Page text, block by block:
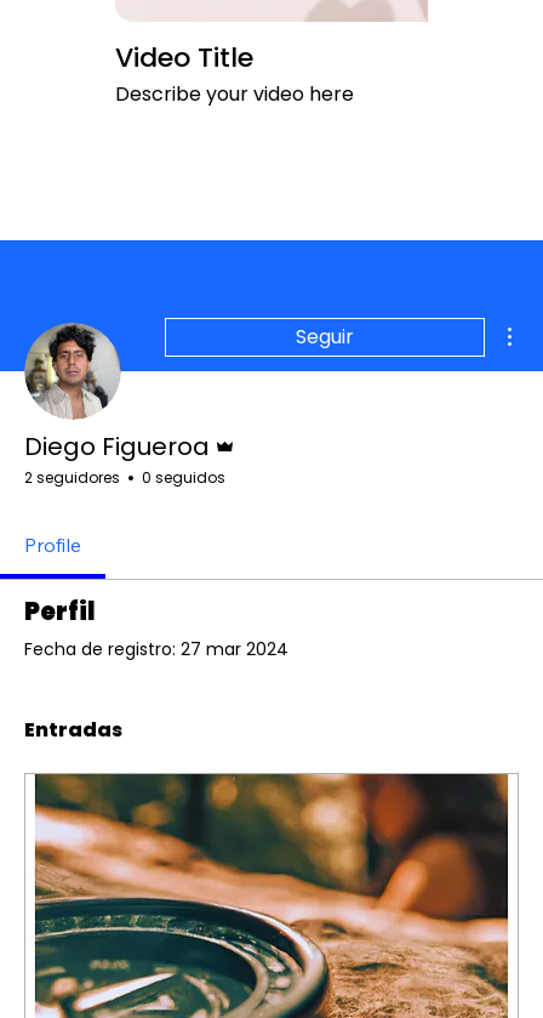
Video Title
Describe your video here
Seguir
Diego Figueroa
2 seguidores 0 seguidos
Profile
Perfil
Fecha de registro: 27 mar 2024
Entradas